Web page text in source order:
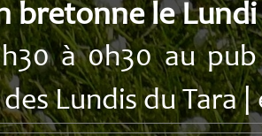
bretonne le
à 0h30 au
Lundis du Tara